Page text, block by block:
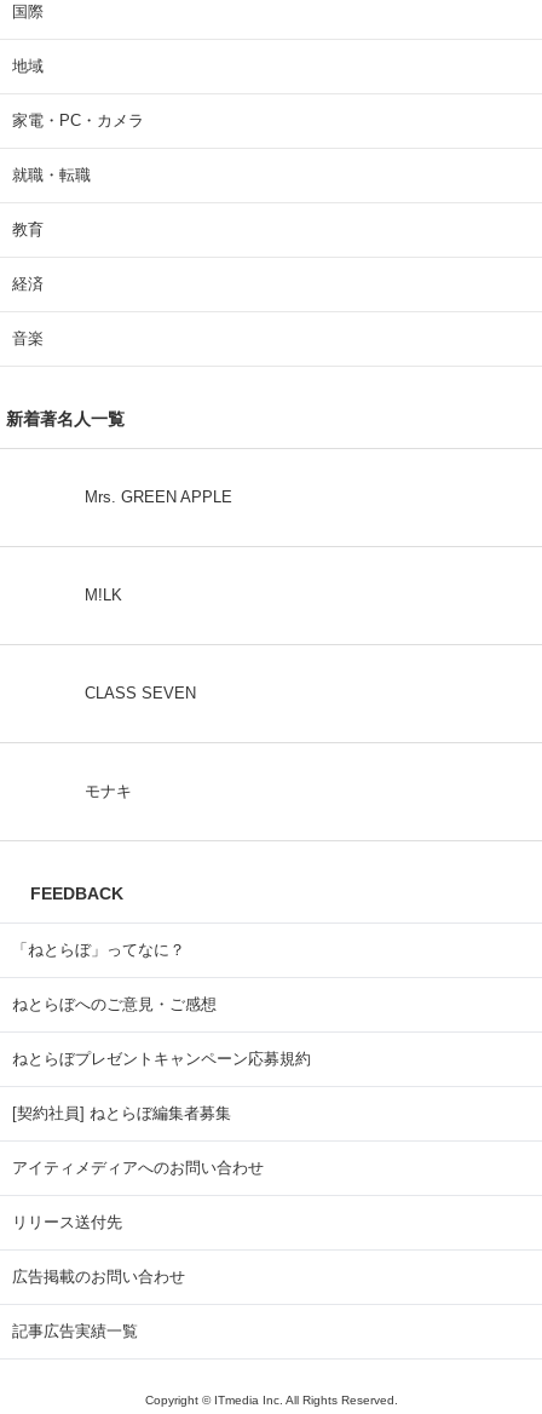
国際
地域
家電・PC・カメラ
就職・転職
教育
経済
音楽
新着著名人一覧
Mrs. GREEN APPLE
M!LK
CLASS SEVEN
モナキ
FEEDBACK
「ねとらぼ」ってなに？
ねとらぼへのご意見・ご感想
ねとらぼプレゼントキャンペーン応募規約
[契約社員] ねとらぼ編集者募集
アイティメディアへのお問い合わせ
リリース送付先
広告掲載のお問い合わせ
記事広告実績一覧
Copyright © ITmedia Inc. All Rights Reserved.